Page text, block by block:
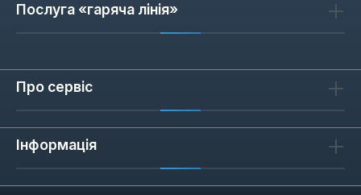
Послуга «гаряча лінія»
Про сервіс
Інформація